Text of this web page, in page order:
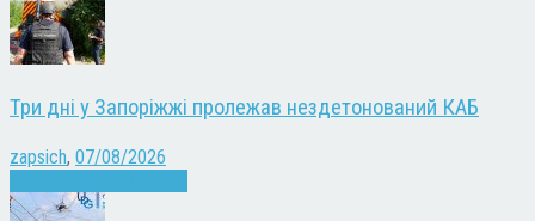
Три дні у Запоріжжі пролежав нездетонований КАБ
zapsich, 07/08/2026